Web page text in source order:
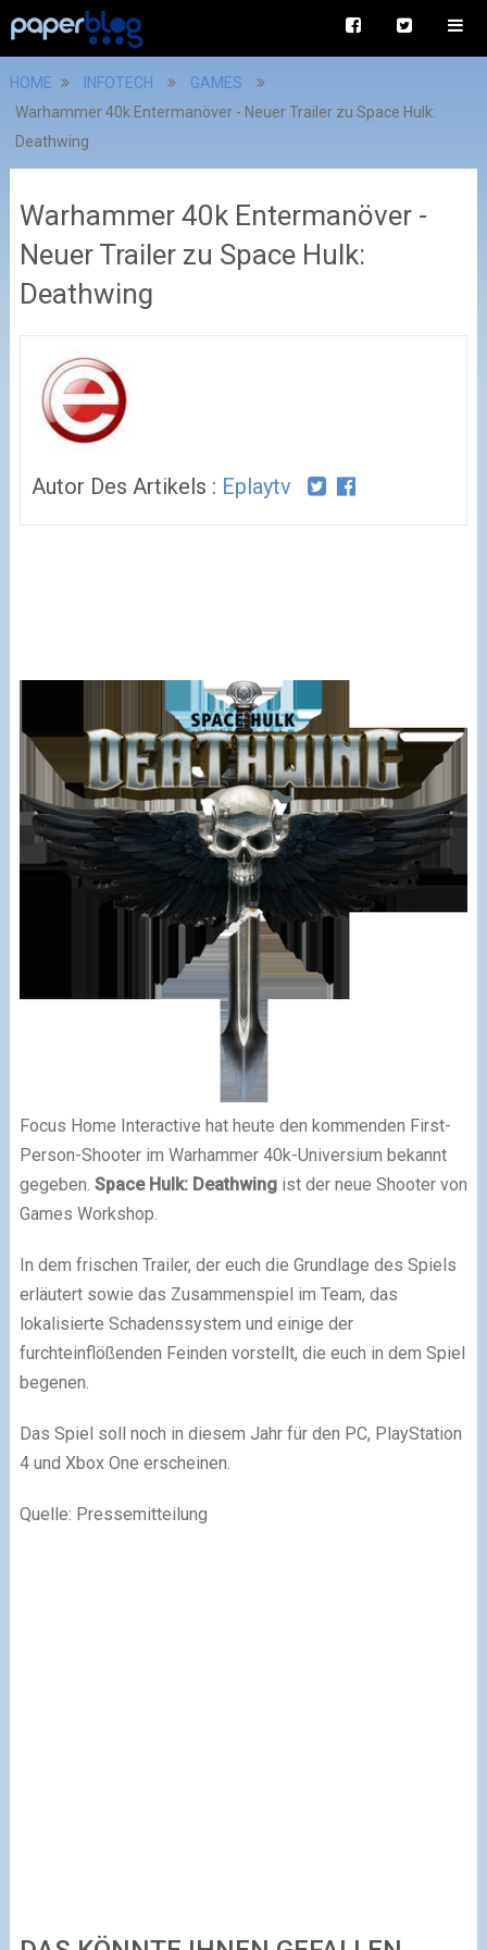
HOME INFOTECH
GAMES
Warhammer 40k Entermanöver - Neuer Trailer zu Space Hulk:
Deathwing
Warhammer 40k Entermanöver -
Neuer Trailer zu Space Hulk:
Deathwing
Autor Des Artikels : Eplaytv
Focus Home Interactive hat heute den kommenden First-
Person-Shooter im Warhammer 40k-Universium bekannt
gegeben. Space Hulk: Deathwingist der neue Shooter von
Games Workshop.
In dem frischen Trailer, der euch die Grundlage des Spiels
erläutert sowie das Zusammenspiel im Team, das
lokalisierte Schadenssystem und einige der
furchteinflößenden Feinden vorstellt, die euch in dem Spiel
begenen.
Das Spiel soll noch in diesem Jahr für den PC, PlayStation
4 und Xbox One erscheinen.
Quelle: Pressemitteilung